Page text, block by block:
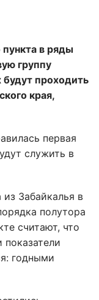
пункта в ряды
группу
будут проходить
края,
первая
служить в
из Забайкалья в
полутора
считают, что
годными